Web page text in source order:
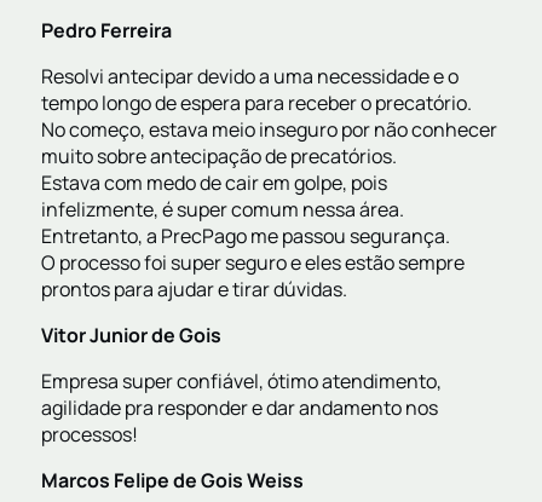
Pedro Ferreira
Resolvi antecipar devido a uma necessidade e o
tempo longo de espera para receber o precatório.
No começo, estava meio inseguro por não conhecer
muito sobre antecipação de precatórios.
Estava com medo de cair em golpe, pois
infelizmente, é super comum nessa área.
Entretanto, a PrecPago me passou segurança.
O processo foi super seguro e eles estão sempre
prontos para ajudar e tirar dúvidas.
Vitor Junior de Gois
Empresa super confiável, ótimo atendimento,
agilidade pra responder e dar andamento nos
processos!
Marcos Felipe de Gois Weiss